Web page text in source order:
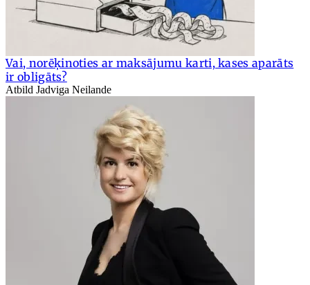
Vai, norēķinoties ar maksājumu karti, kases aparāts
ir obligāts?
Atbild Jadviga Neilande